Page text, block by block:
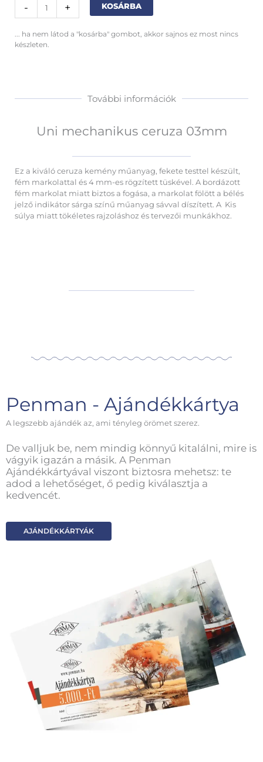
-
mechanikus
03mm
mennyiség
+ KOSÁRBA
... ha nem látod a "kosárba" gombot, akkor sajnos ez most nincs
készleten.
További információk
Uni mechanikus ceruza 03mm
Ez a kiváló ceruza kemény műanyag, fekete testtel készült,
fém markolattal és 4 mm-es rögzített tüskével. A bordázott
fém markolat miatt biztos a fogása, a markolat fölött a bélés
jelző indikátor sárga színű műanyag sávval díszített. A Kis
súlya miatt tökéletes rajzoláshoz és tervezői munkákhoz.
Penman - Ajándékkártya
A legszebb ajándék az, ami tényleg örömet szerez.
De valljuk be, nem mindig könnyű kitalálni, mire is
vágyik igazán a másik. A Penman
Ajándékkártyával viszont biztosra mehetsz: te
adod a lehetőséget, ő pedig kiválasztja a
kedvencét.
AJÁNDÉKKÁRTYÁK